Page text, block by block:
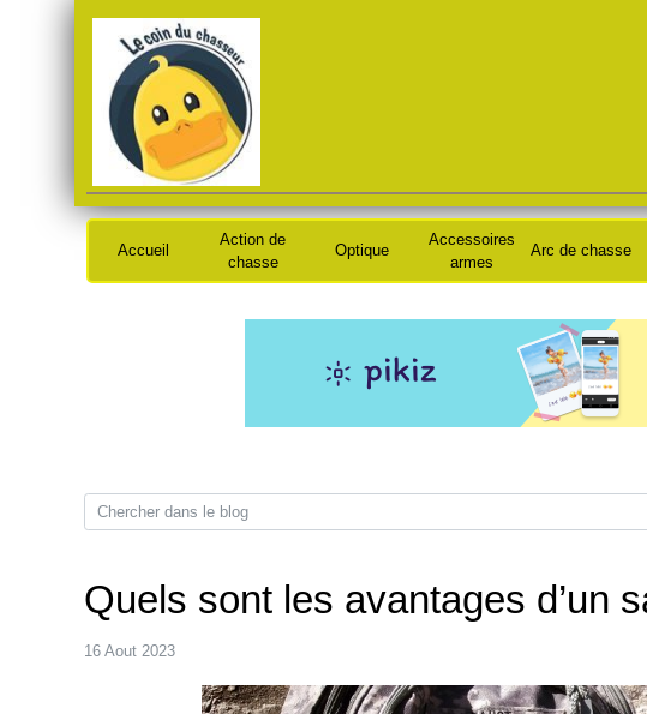
Accueil
Action de
chasse
Optique
Accessoires
armes
Arc de chasse
Quels sont les avantages d’un
16 Aout 2023